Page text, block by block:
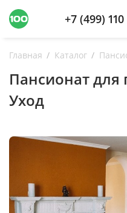
+7 (499)
Главная Каталог
Пансионат
Уход